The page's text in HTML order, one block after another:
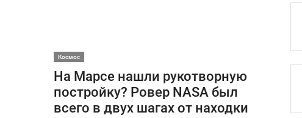
Космос
На Марсе нашли рукотворную
постройку? Ровер NASA был
всего в двух шагах от находки